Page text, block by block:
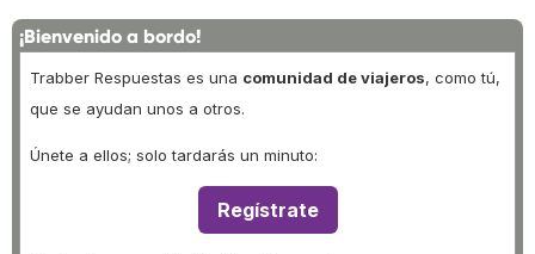
¡Bienvenido a bordo!
Trabber Respuestas es una comunidad de viajeros, como tú,
que se ayudan unos a otros.
Únete a ellos; solo tardarás un minuto:
Regístrate